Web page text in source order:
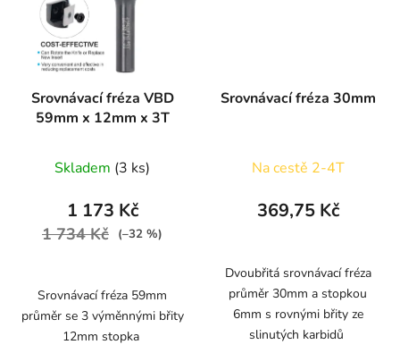
Srovnávací fréza VBD
59mm x 12mm x 3T
Skladem (3 ks)
1 173 Kč
1 734 Kč (–32 %)
Srovnávací fréza 59mm
průměr se 3 výměnnými břity
12mm stopka
Srovnávací fréza 30mm
Na cestě 2-4T
369,75 Kč
Dvoubřitá srovnávací fréza
průměr 30mm a stopkou
6mm s rovnými břity ze
slinutých karbidů